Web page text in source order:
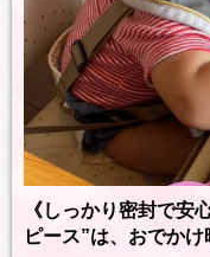
《しっかり密封で安
ピース”は、おでか